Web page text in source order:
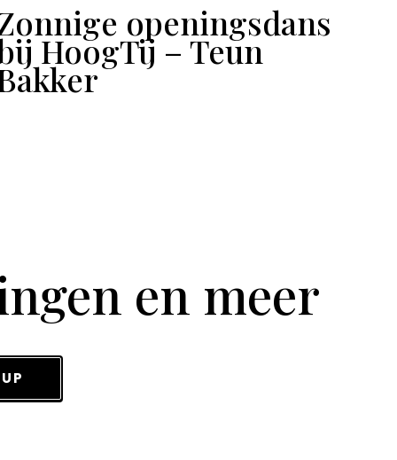
openingsdans
HoogTij – Teun
en meer